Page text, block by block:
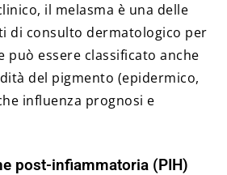
il melasma è una delle
di consulto dermatologico per
può essere classificato anche
del pigmento (epidermico,
influenza prognosi e
post-infiammatoria (PIH)